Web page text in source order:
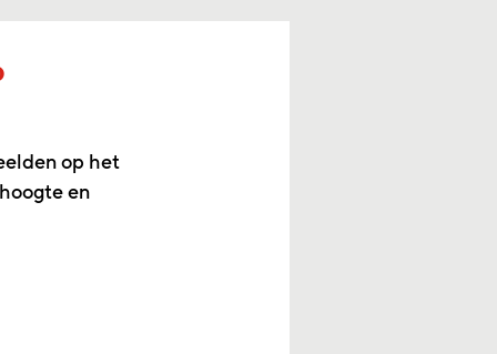
op het
en